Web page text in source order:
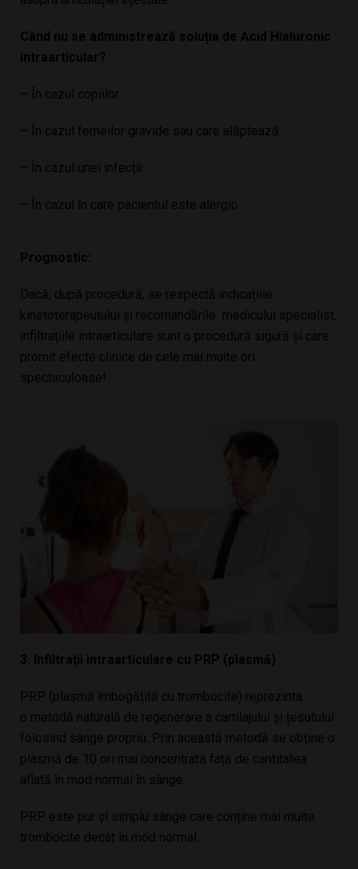
Când nu se administrează soluția de Acid Hialuronic
intraarticular?
– În cazul copiilor
– În cazul femeilor gravide sau care alăptează
– În cazul unei infecții
– În cazul în care pacientul este alergic
Prognostic:
Dacă, după procedură, se respectă indicațiile
kinetoterapeutului și recomandările medicului specialist,
infiltrațiile intraarticulare sunt o procedură sigură și care
promit efecte clinice de cele mai multe ori
spectaculoase!
3. Infiltrații intraarticulare cu PRP (plasmă)
PRP (plasmă îmbogățită cu trombocite) reprezinta
o metodă naturală de regenerare a cartilajului și țesutului
folosind sânge propriu. Prin această metodă se obține o
plasmă de 10 ori mai concentrată față de cantitatea
aflată în mod normal în sânge.
PRP este pur și simplu sânge care conține mai multe
trombocite decât în mod normal.